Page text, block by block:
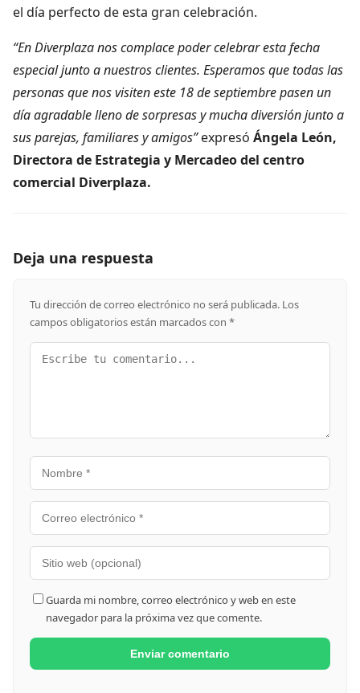
el día perfecto de esta gran celebración.
“En Diverplaza nos complace poder celebrar esta fecha
especial junto a nuestros clientes. Esperamos que todas las
personas que nos visiten este 18 de septiembre pasen un
día agradable lleno de sorpresas y mucha diversión junto a
sus parejas, familiares y amigos”expresó Ángela León,
Directora de Estrategia y Mercadeo del centro
comercial Diverplaza.
Deja una respuesta
Tu dirección de correo electrónico no será publicada. Los
campos obligatorios están marcados con *
Guarda mi nombre, correo electrónico y web en este
navegador para la próxima vez que comente.